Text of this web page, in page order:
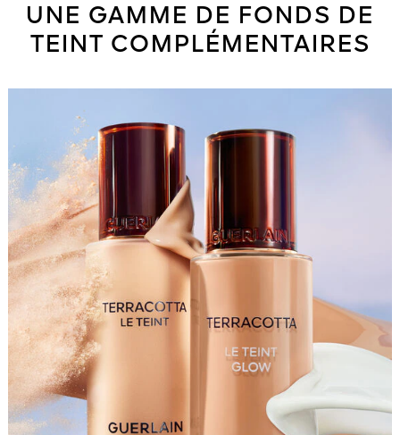
UNE GAMME DE FONDS DE
TEINT COMPLÉMENTAIRES